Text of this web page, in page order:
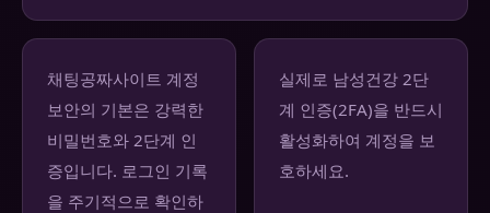
채팅공짜사이트 계정
보안의 기본은 강력한
비밀번호와 2단계 인
증입니다. 로그인 기록
을 주기적으로 확인하
실제로 남성건강 2단
계 인증(2FA)을 반드시
활성화하여 계정을 보
호하세요.